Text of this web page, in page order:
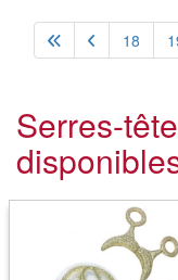
18
Serres-